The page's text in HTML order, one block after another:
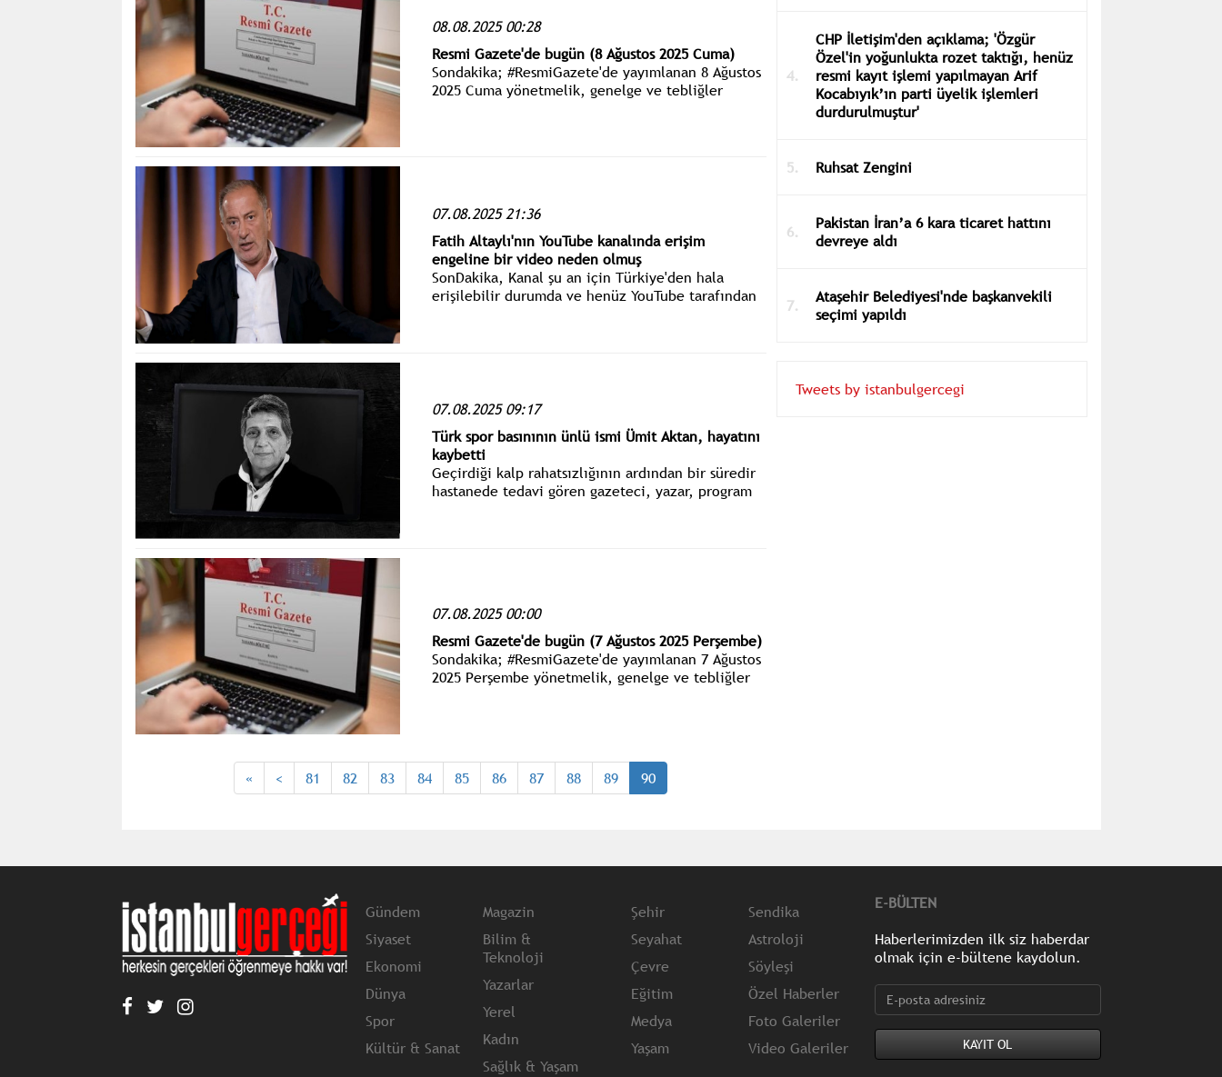
08.08.2025 00:28
Resmi Gazete'de bugün (8 Ağustos 2025 Cuma)
Sondakika; #ResmiGazete'de yayımlanan 8 Ağustos
2025 Cuma yönetmelik, genelge ve tebliğler
07.08.2025 21:36
Fatih Altaylı'nın YouTube kanalında erişim
engeline bir video neden olmuş
SonDakika, Kanal şu an için Türkiye'den hala
erişilebilir durumda ve henüz YouTube tarafından
07.08.2025 09:17
Türk spor basınının ünlü ismi Ümit Aktan, hayatını
kaybetti
Geçirdiği kalp rahatsızlığının ardından bir süredir
hastanede tedavi gören gazeteci, yazar, program
07.08.2025 00:00
Resmi Gazete'de bugün (7 Ağustos 2025 Perşembe)
Sondakika; #ResmiGazete'de yayımlanan 7 Ağustos
2025 Perşembe yönetmelik, genelge ve tebliğler
« < 81 82 83 84 85 86 87 88 89 90
CHP İletişim'den açıklama; 'Özgür
Özel'in yoğunlukta rozet taktığı, henüz
resmi kayıt işlemi yapılmayan Arif
Kocabıyık’ın parti üyelik işlemleri
durdurulmuştur'
Ruhsat Zengini
Pakistan İran’a 6 kara ticaret hattını
devreye aldı
Ataşehir Belediyesi'nde başkanvekili
seçimi yapıldı
Tweets by istanbulgercegi
Gündem
Siyaset
Ekonomi
Dünya
Spor
Kültür & Sanat
Magazin
Bilim &
Teknoloji
Yazarlar
Yerel
Kadın
Sağlık & Yaşam
Şehir
Seyahat
Çevre
Eğitim
Medya
Yaşam
Sendika
Astroloji
Söyleşi
Özel Haberler
Foto Galeriler
Video Galeriler
E-BÜLTEN
Haberlerimizden ilk siz haberdar
olmak için e-bültene kaydolun.